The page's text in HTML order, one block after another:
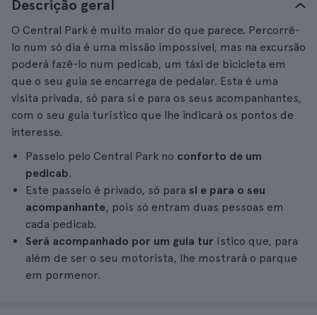
Descrição geral
O Central Park é muito maior do que parece. Percorrê-
lo num só dia é uma missão impossível, mas na excursão
poderá fazê-lo num pedicab, um táxi de bicicleta em
que o seu guia se encarrega de pedalar. Esta é uma
visita privada, só para si e para os seus acompanhantes,
com o seu guia turístico que lhe indicará os pontos de
interesse.
Passeio pelo Central Park no conforto de um
pedicab.
Este passeio é privado, só para si e para o seu
acompanhante, pois só entram duas pessoas em
cada pedicab.
Será acompanhado por um guia tur ístico que, para
além de ser o seu motorista, lhe mostrará o parque
em pormenor.